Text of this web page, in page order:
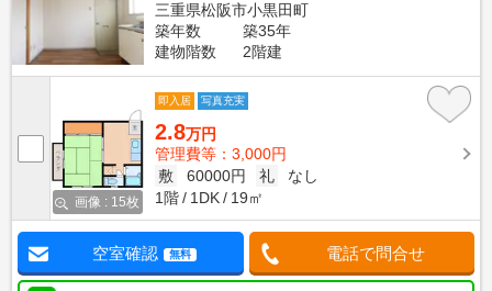
三重県松阪市小黒田町
築年数
築35年
建物階数
2階建
画像 : 15枚
即入居 写真充実
2.8万円
管理費等：3,000円
敷
60000円 礼
なし
1階
1DK 19㎡
空室確認 無料 電話で問合せ